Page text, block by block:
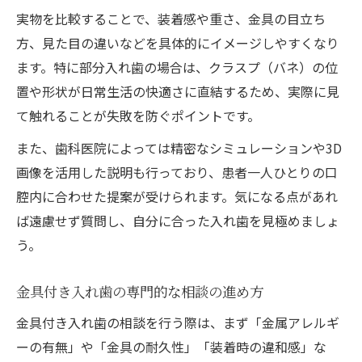
実物を比較することで、装着感や重さ、金具の目立ち
方、見た目の違いなどを具体的にイメージしやすくなり
ます。特に部分入れ歯の場合は、クラスプ（バネ）の位
置や形状が日常生活の快適さに直結するため、実際に見
て触れることが失敗を防ぐポイントです。
また、歯科医院によっては精密なシミュレーションや3D
画像を活用した説明も行っており、患者一人ひとりの口
腔内に合わせた提案が受けられます。気になる点があれ
ば遠慮せず質問し、自分に合った入れ歯を見極めましょ
う。
金具付き入れ歯の専門的な相談の進め方
金具付き入れ歯の相談を行う際は、まず「金属アレルギ
ーの有無」や「金具の耐久性」「装着時の違和感」な